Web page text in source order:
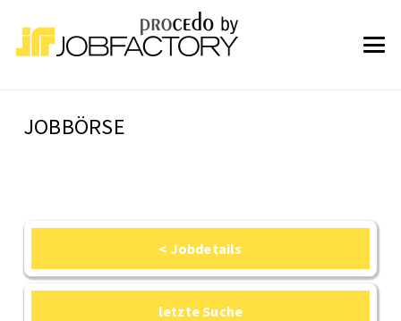
JOBBÖRSE
< Jobdetails
letzte Suche